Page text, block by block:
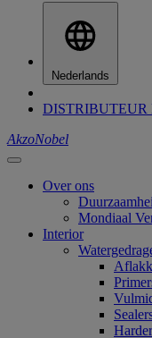
Nederlands
DISTRIBUTEUR
AkzoNobel
Over ons
Mondiaal
Interior